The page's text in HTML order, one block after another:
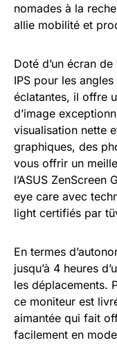
nomades à la
allie mobilité et
Doté d’un écran
IPS pour les
éclatantes, il offre
d’image
visualisation nette
graphiques, des
vous offrir un
l’ASUS ZenScreen
eye care avec
light certifiés par
En termes
jusqu’à 4 heures
les déplacements.
ce moniteur est
aimantée qui fait
facilement en